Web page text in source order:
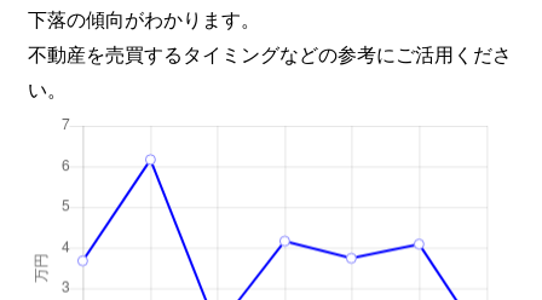
下落の傾向がわかります。
不動産を売買するタイミングなどの参考にご活用くださ
い。